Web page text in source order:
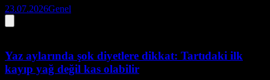
23.07.2026Genel
Yaz aylarında şok diyetlere dikkat: Tartıdaki ilk
kayıp yağ değil kas olabilir